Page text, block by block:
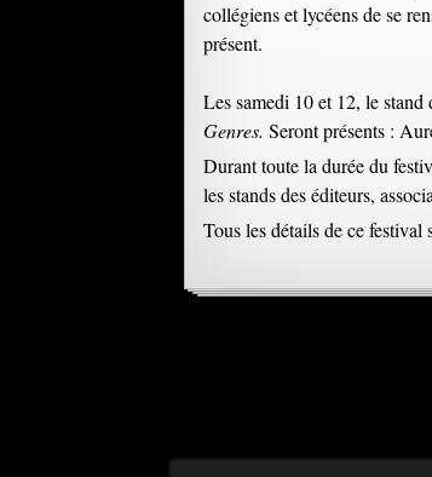
collégiens et lycéens de se
présent.
Les samedi 10 et 12, le stand
Genres. Seront présents :
Durant toute la durée du
les stands des éditeurs,
Tous les détails de ce